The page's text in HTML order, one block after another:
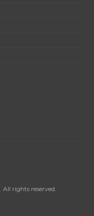
. All rights reserved.